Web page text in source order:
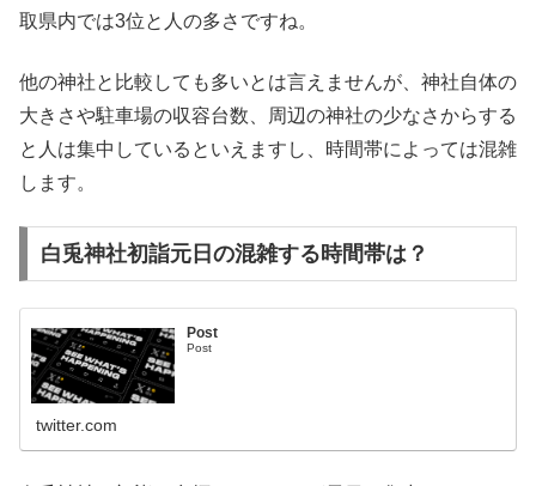
取県内では3位と人の多さですね。
他の神社と比較しても多いとは言えませんが、神社自体の
大きさや駐車場の収容台数、周辺の神社の少なさからする
と人は集中しているといえますし、時間帯によっては混雑
します。
白兎神社初詣元日の混雑する時間帯は？
Post
Post
twitter.com